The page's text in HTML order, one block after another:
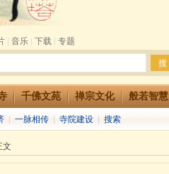
灾地藏七 冥阳两利普渡群蒙盂兰盆
2014年招生简章
| 音乐| 下载| 专题
千佛文苑 禅宗文化 般若智慧
一脉相传 寺院建设 搜索
文